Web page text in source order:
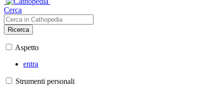
Cerca
Ricerca
Aspetto
entra
Strumenti personali